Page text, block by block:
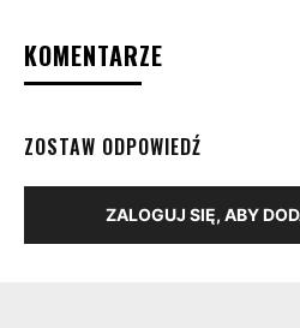
KOMENTARZE
ZOSTAW ODPOWIEDŹ
ZALOGUJ SIĘ, ABY